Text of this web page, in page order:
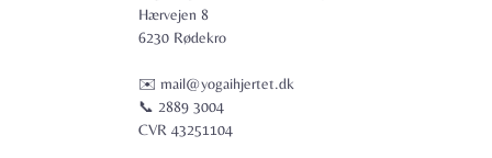
Hærvejen 8
6230 Rødekro
✉️ mail@yogaihjertet.dk
📞 2889 3004
CVR 43251104